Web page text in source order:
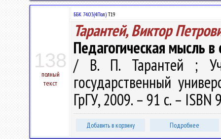
138
полный
текст
ББК 74.03(4Пол) Т19
Тарантей, Виктор
Педагогическая мысль
/ В. П. Тарантей ;
государственный
ГрГУ, 2009. – 91 с. –
Добавить в корзину Подробнее